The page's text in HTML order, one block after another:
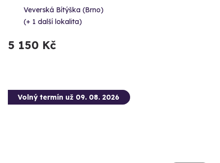
Veverská Bítýška (Brno)
(+ 1 další lokalita)
5 150 Kč
Volný termín už 09. 08. 2026